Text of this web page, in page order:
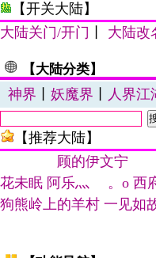
【开关大陆】
大陆关门/开门
大陆改
【大陆分类】
神界 妖魔界 人界江
【推荐大陆】
顾的伊文
花未眠 阿乐灬 。o 西
狗熊岭上的羊村 一见如